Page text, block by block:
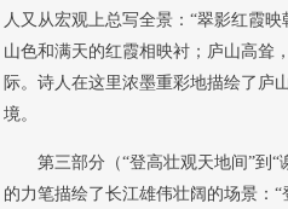
人又从宏观上总写全景：“翠影红霞
山色和满天的红霞相映衬；庐山高耸
际。诗人在这里浓墨重彩地描绘了庐
境。
第三部分（“登高壮观天地间”到
的力笔描绘了长江雄伟壮阔的场景：